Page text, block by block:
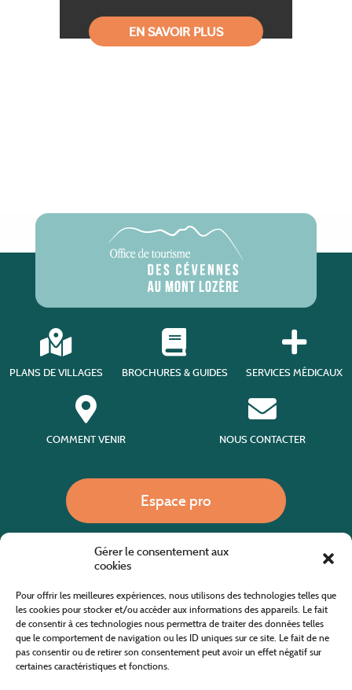
Gérer le consentement aux
cookies
Pour offrir les meilleures expériences, nous utilisons des technologies telles que
les cookies pour stocker et/ou accéder aux informations des appareils. Le fait
de consentir à ces technologies nous permettra de traiter des données telles
que le comportement de navigation ou les ID uniques sur ce site. Le fait de ne
pas consentir ou de retirer son consentement peut avoir un effet négatif sur
certaines caractéristiques et fonctions.
EN SAVOIR PLUS
PLANS DE VILLAGES BROCHURES & GUIDES SERVICES MÉDICAUX
COMMENT VENIR NOUS CONTACTER
Espace pro
Site internet cofinancé par le fonds européen agricole pour le développement rural
L'Europe investit dans les zones rurales